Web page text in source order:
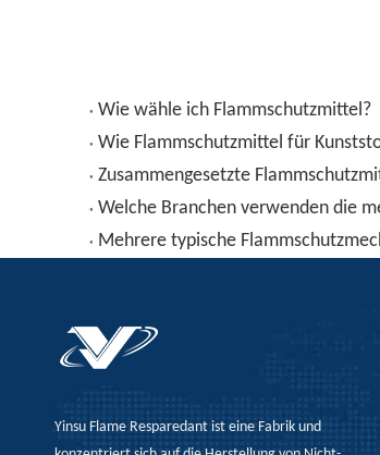
Wie wähle ich Flammschutzmittel?
Wie Flammschutzmittel für
Zusammengesetzte
Welche Branchen verwenden die
Mehrere typische
Yinsu Flame Resparedant ist eine Fabrik und